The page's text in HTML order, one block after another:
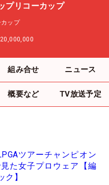
プリコーカップ
ップ
組み合せ ニュース
概要など TV放送予定
ツアーチャンピオン
た女子プロウェア【編
】